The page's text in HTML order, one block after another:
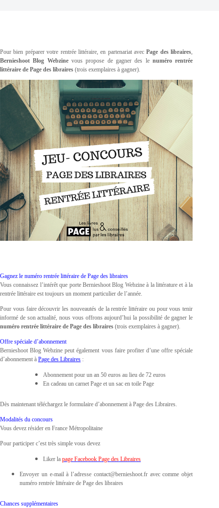
Pour bien préparer votre rentrée littéraire, en partenariat avecPage des libraires,
Bernieshoot Blog Webzinevous propose de gagner des le numéro rentrée
littéraire de Page des libraires (trois exemplaires à gagner).
Gagnez le numéro rentrée littéraire de Page des libraires
Vous connaissez l’intérêt que porte Bernieshoot Blog Webzine à la littérature et à la
rentrée littéraire est toujours un moment particulier de l’année.
Pour vous faire découvrir les nouveautés de la rentrée littéraire ou pour vous tenir
informé de son actualité, nous vous offrons aujourd’hui la possibilité de gagner le
numéro rentrée littéraire de Page des libraires (trois exemplaires à gagner).
Offre spéciale d’abonnement
Bernieshoot Blog Webzine peut également vous faire profiter d’une offre spéciale
d’abonnement à Page des Libraires :
Abonnement pour un an 50 euros au lieu de 72 euros
En cadeau un carnet Page et un sac en toile Page
Dès maintenant téléchargez le formulaire d’abonnement à Page des Libraires.
Modalités du concours
Vous devez résider en France Métropolitaine
Pour participer c’est très simple vous devez
Liker la page Facebook Page des Libraires
Envoyer un e-mail à l’adresse contact@bernieshoot.fr avec comme objet
numéro rentrée littéraire de Page des libraires
Chances supplémentaires